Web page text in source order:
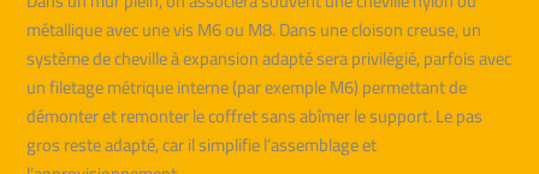
métallique avec une vis M6 ou M8. Dans une cloison creuse, un
système de cheville à expansion adapté sera privilégié, parfois avec
un filetage métrique interne (par exemple M6) permettant de
démonter et remonter le coffret sans abîmer le support. Le pas
gros reste adapté, car il simplifie l’assemblage et